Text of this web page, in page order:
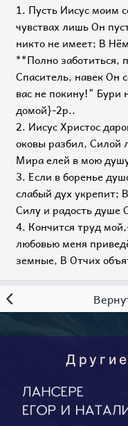
1. Пусть Иисус моим
чувствах лишь Он
никто не имеет; В
**Полно заботиться,
Спаситель, навек
вас не покину!" Бури
домой}-2р..
2. Иисус Христос
оковы разбил, Силой
Мира елей в мою
3. Если в боренье
слабый дух укрепит;
Силу и радость душе
4. Кончится труд
любовью меня
земные, В Отчих